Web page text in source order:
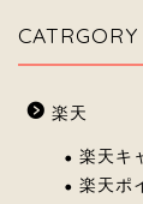
CATRGORY
楽天
楽天キ
楽天ポ